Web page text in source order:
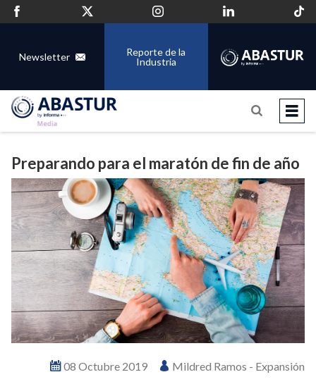
Newsletter
Reporte de la
Industria
Preparando para el maratón de fin de año
08 Octubre 2019 Mildred Ramos - Expansión